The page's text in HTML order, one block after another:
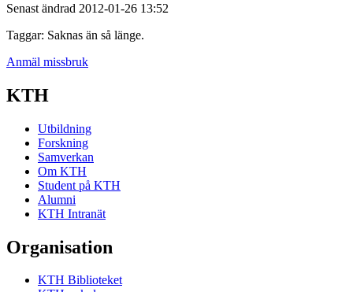
Senast ändrad 2012-01-26 13:52
Taggar: Saknas än så länge.
Anmäl missbruk
KTH
Utbildning
Forskning
Samverkan
Om KTH
Student på KTH
Alumni
KTH Intranät
Organisation
KTH Biblioteket